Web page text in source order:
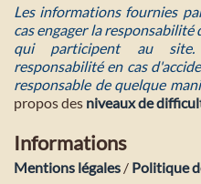
Les informations fournies
cas engager la responsabilité
qui participent au site.
responsabilité en cas
responsable de quelque
propos des niveaux de
Informations
Mentions légales / Politique